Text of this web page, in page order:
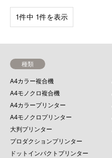
1件中 1件を表示
種類
A4カラー複合機
A4モノクロ複合機
A4カラープリンター
A4モノクロプリンター
大判プリンター
プロダクションプリンター
ドットインパクトプリンター